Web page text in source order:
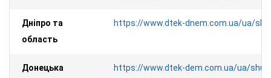
Дніпро та
область
https://www.dtek-dnem.com.ua/ua/
Донецька
https://www.dtek-dem.com.ua/ua/